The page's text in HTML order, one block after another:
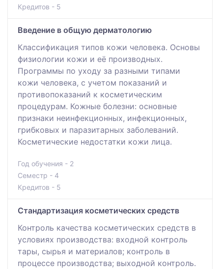
Кредитов - 5
Введение в общую дерматологию
Классификация типов кожи человека. Основы
физиологии кожи и её производных.
Программы по уходу за разными типами
кожи человека, с учетом показаний и
противопоказаний к косметическим
процедурам. Кожные болезни: основные
признаки неинфекционных, инфекционных,
грибковых и паразитарных заболеваний.
Косметические недостатки кожи лица.
Год обучения - 2
Семестр - 4
Кредитов - 5
Стандартизация косметических средств
Контроль качества косметических средств в
условиях производства: входной контроль
тары, сырья и материалов; контроль в
процессе производства; выходной контроль.